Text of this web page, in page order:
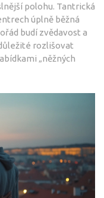
polohu. Tantrická
úplně běžná
budí zvědavost a
rozlišovat
„něžných